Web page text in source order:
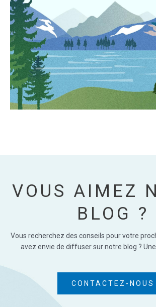
VOUS AIMEZ
BLOG ?
Vous recherchez des conseils pour votre
avez envie de diffuser sur notre blog ?
CONTACTEZ-NOUS